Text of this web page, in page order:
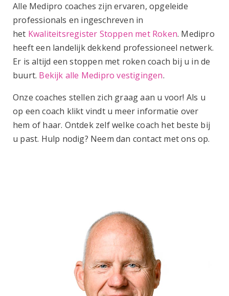
Alle Medipro coaches zijn ervaren, opgeleide
professionals en ingeschreven in
het Kwaliteitsregister Stoppen met Roken. Medipro
heeft een landelijk dekkend professioneel netwerk.
Er is altijd een stoppen met roken coach bij u in de
buurt. Bekijk alle Medipro vestigingen.
Onze coaches stellen zich graag aan u voor! Als u
op een coach klikt vindt u meer informatie over
hem of haar. Ontdek zelf welke coach het beste bij
u past. Hulp nodig? Neem dan contact met ons op.